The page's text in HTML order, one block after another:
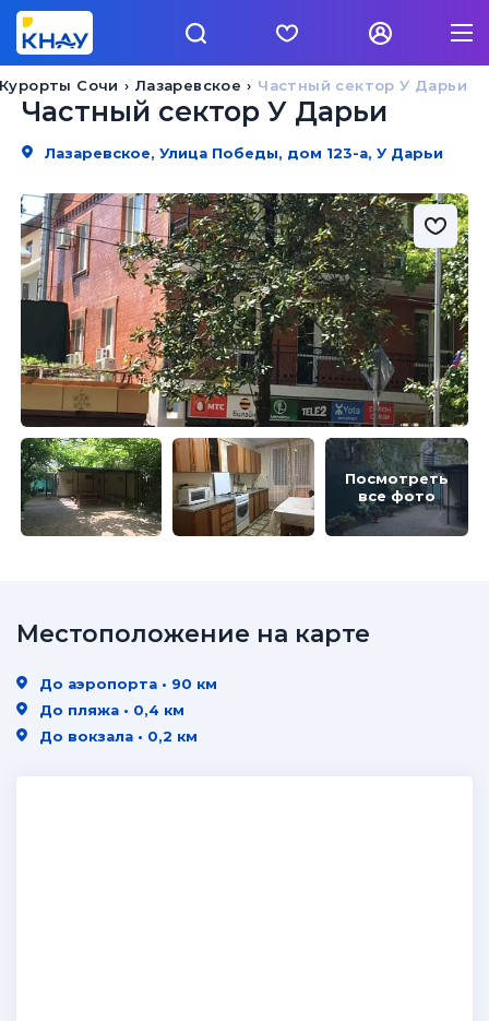
Частный сектор У Дарьи
Лазаревское
Сочи
Частный сектор У Дарьи
Лазаревское, Улица Победы, дом 123-а, У Дарьи
Посмотреть
все фото
Местоположение на карте
До аэропорта • 90 км
До пляжа • 0,4 км
До вокзала • 0,2 км